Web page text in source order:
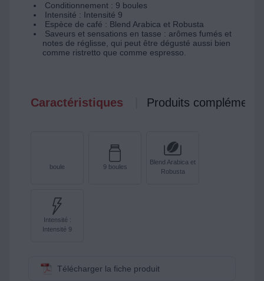
Conditionnement : 9 boules
Intensité : Intensité 9
Espèce de café : Blend Arabica et Robusta
Saveurs et sensations en tasse : arômes fumés et
notes de réglisse, qui peut être dégusté aussi bien
comme ristretto que comme espresso.
Caractéristiques Produits
boule 9 boules
Blend Arabica et
Robusta
Intensité :
Intensité 9
Télécharger la fiche produit